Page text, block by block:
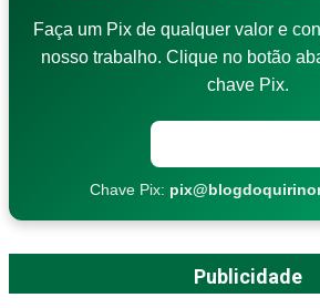
Faça um Pix de qualquer valor e
nosso trabalho. Clique no botão
chave Pix.
Chave Pix:
Publicidade